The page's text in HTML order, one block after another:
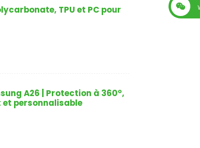
TPU et PC pour
A26 | Protection à 360°,
personnalisable